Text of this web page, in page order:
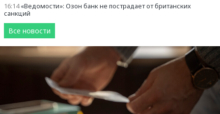
16:14 «Ведомости»: Озон банк не пострадает от британских
санкций
Все новости